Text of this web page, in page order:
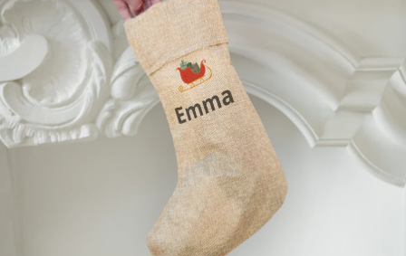
Unsere Geschenke begeistern. Kunden bewerten uns mit
4,8 bei Google Reviews (Gesamtergebnis aller Länder, in
die wir versenden).
+49 39292 929695
Montag - Freitag : 8:30 - 17:00 Uhr
Samstag - Sonntag : 8:30 - 13:00 Uhr